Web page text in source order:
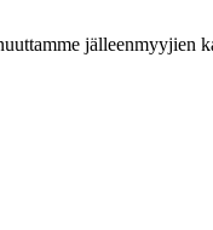
jälleenmyyjien